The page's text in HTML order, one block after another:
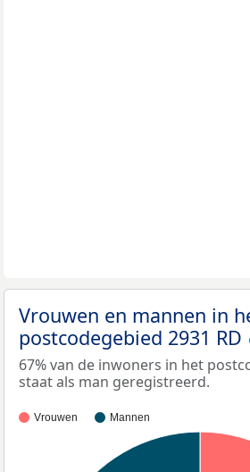
Vrouwen en mannen in
postcodegebied 2931 RD
67% van de inwoners in het
staat als man geregistreerd.
Vrouwen Mannen